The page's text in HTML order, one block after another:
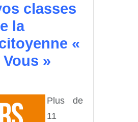
classes
la
«
»
Plus de
11